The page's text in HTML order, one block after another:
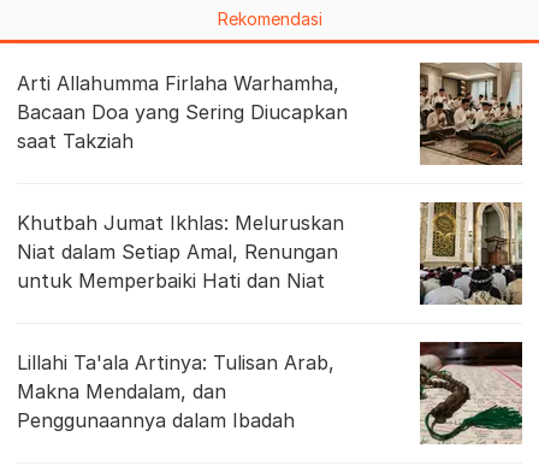
Rekomendasi
Arti Allahumma Firlaha Warhamha,
Bacaan Doa yang Sering Diucapkan
saat Takziah
Khutbah Jumat Ikhlas: Meluruskan
Niat dalam Setiap Amal, Renungan
untuk Memperbaiki Hati dan Niat
Lillahi Ta'ala Artinya: Tulisan Arab,
Makna Mendalam, dan
Penggunaannya dalam Ibadah